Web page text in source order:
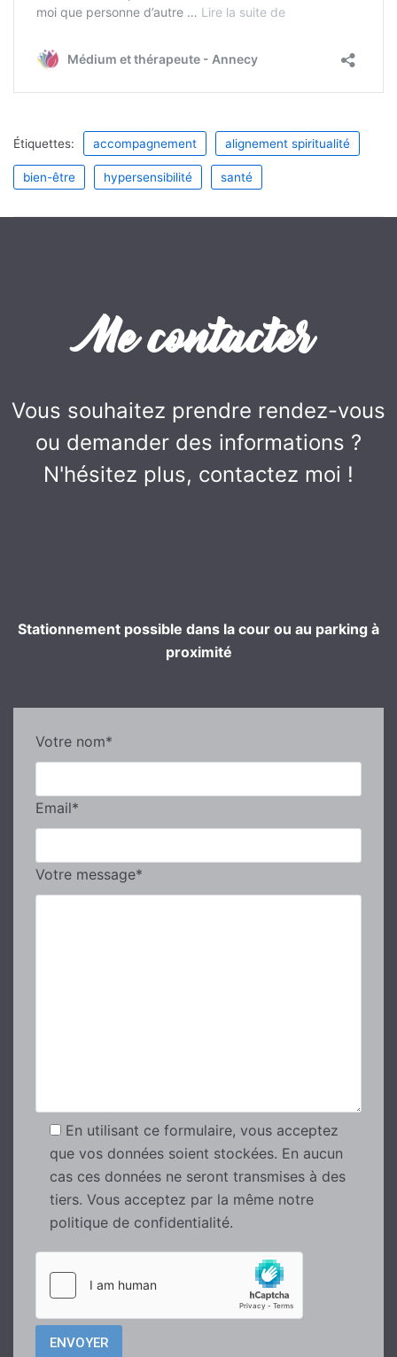
Étiquettes: accompagnement alignement spiritualité
bien-être hypersensibilité santé
Me contacter
Vous souhaitez prendre rendez-vous
ou demander des informations ?
N'hésitez plus, contactez moi !
Stationnement possible dans la cour ou au parking à
proximité
Votre nom*
Email*
Votre message*
En utilisant ce formulaire, vous acceptez
que vos données soient stockées. En aucun
cas ces données ne seront transmises à des
tiers. Vous acceptez par la même notre
politique de confidentialité.